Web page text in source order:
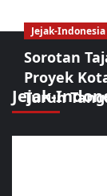
Jejak-
Jejak-Indonesia
Sorotan
Proyek
Turun